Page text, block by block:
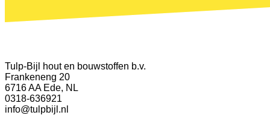
Tulp-Bijl hout en bouwstoffen b.v.
Frankeneng 20
6716 AA Ede, NL
0318-636921
info@tulpbijl.nl